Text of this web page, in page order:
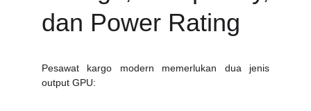
dan Power Rating
Pesawat kargo modern memerlukan dua jenis
output GPU: